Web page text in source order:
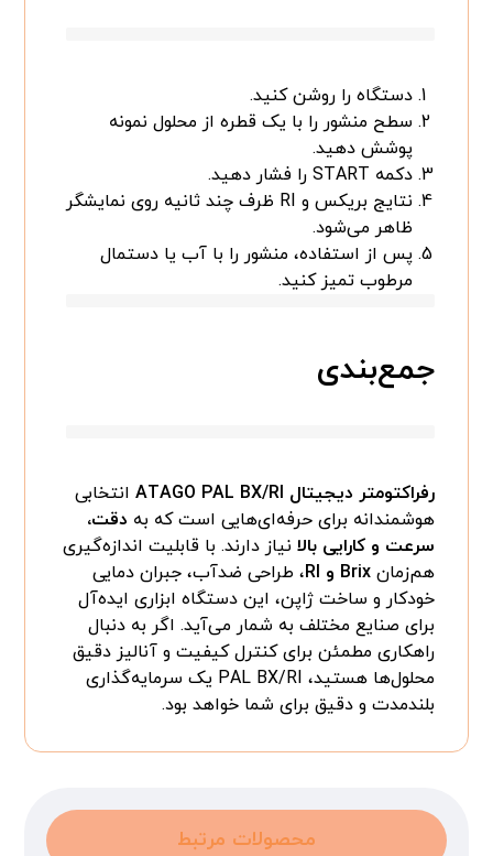
دستگاه را روشن کنید.
سطح منشور را با یک قطره از محلول نمونه
پوشش دهید.
دکمه START را فشار دهید.
نتایج بریکس و RI ظرف چند ثانیه روی نمایشگر
ظاهر می‌شود.
پس از استفاده، منشور را با آب یا دستمال
مرطوب تمیز کنید.
جمع‌بندی
رفراکتومتر دیجیتال ATAGO PAL BX/RI
انتخابی
هوشمندانه برای حرفه‌ای‌هایی است که به دقت،
سرعت و کارایی بالا نیاز دارند. با قابلیت اندازه‌گیری
هم‌زمانBrix و RI
، طراحی ضدآب، جبران دمایی
خودکار و ساخت ژاپن، این دستگاه ابزاری ایده‌آل
برای صنایع مختلف به شمار می‌آید. اگر به دنبال
راهکاری مطمئن برای کنترل کیفیت و آنالیز دقیق
محلول‌ها هستید، PAL BX/RI یک سرمایه‌گذاری
بلندمدت و دقیق برای شما خواهد بود.
محصولات مرتبط